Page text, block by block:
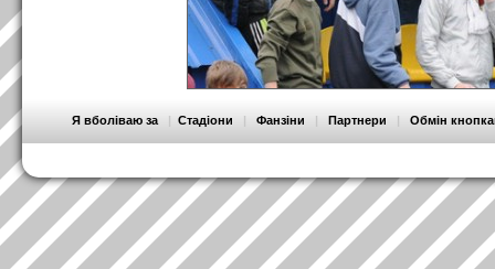
Я вболіваю за | Стадіони | Фанзіни | Партнери | Обмін